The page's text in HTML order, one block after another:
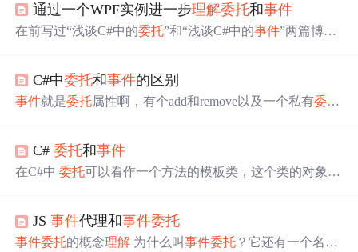
外部。 （因为大多数委托都要被重用）委托定义在类里面
还是类外面视情况而定，一般定义在与类定义平级部分，
通过一个WPF实例进一步理解委托和事件
在前写过“浅谈C#中的委托”和“浅谈C#中的事件”两篇博
新建一个WPF应用程序，取名TestDelegateAndEvent。 在.x
mal中加入四个按钮，并添加Window_Loaded事件。 代码如
C#中委托和事件的区别
事件就是委托属性啊，有个add和remove以及一个私有委托
就相当于，集合的属性之于集合的元素，注意：
了一层，事件其实就是一个特殊的多播委托class Program {
C#委托和事件
在C#中委托可以看作一个方法的模板类，这个类的对象可
方法返回值，参数 都要符合。3
须提供符合模板设定的参数和返回值。//定义委托//输出 5d
JS事件代理和事件委托
事件委托的概念理解 为什么叫事件委托 ？它还有一个名字